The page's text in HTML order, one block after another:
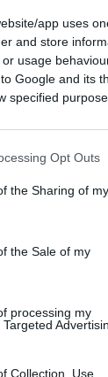
app uses
and store
usage
Google and its
specified
Opt Outs
the Sharing of my
the Sale of my
processing my
Collection, Use,